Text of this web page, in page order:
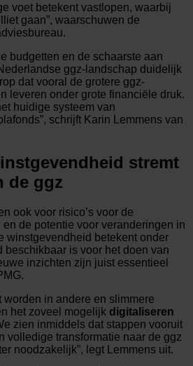
voet betekent vastlopen, waarbij
gaan”, waarschuwen de
budgetten en de schaarste aan
ggz-landschap duidelijk
dat vooral de grotere ggz-
leveren onder grote financiële druk.
huidige systeem van
schrijft Karin Lemmens van
stremt
de ggz
ook voor risico’s voor de
de potentie voor veranderingen in
winstgevendheid betekent onder
beschikbaar is voor het doen van
inzichten zijn juist essentieel
worden in andere en slimmere
het zoveel mogelijk digitaliseren
zien inmiddels dat stappen vooruit
volledige transformatie naar de ggz
noodzakelijk”, legt Lemmens uit.